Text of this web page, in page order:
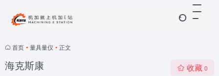
首页 • 量具量仪 • 正文
海克斯康 收藏 0